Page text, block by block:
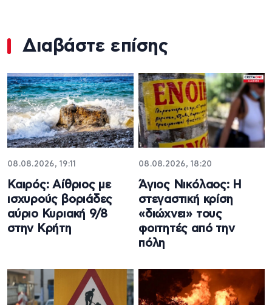
Διαβάστε επίσης
08.08.2026, 19:11
Καιρός: Αίθριος με
ισχυρούς βοριάδες
αύριο Κυριακή 9/8
στην Κρήτη
08.08.2026, 18:20
Άγιος Νικόλαος: Η
στεγαστική κρίση
«διώχνει» τους
φοιτητές από την
πόλη